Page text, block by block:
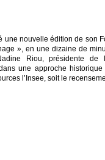
une nouvelle édition de son
», en une dizaine de
Riou, présidente de
une approche historique
l’Insee, soit le